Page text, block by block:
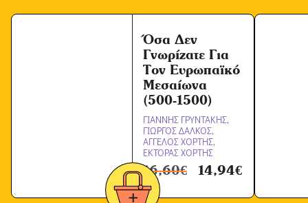
Όσα Δεν
Γνωρίζατε Για
Τον Ευρωπαϊκό
Μεσαίωνα
(500-1500)
ΓΙΑΝΝΗΣ ΓΡΥΝΤΑΚΗΣ,
ΓΙΩΡΓΟΣ ΔΑΛΚΟΣ,
ΑΓΓΕΛΟΣ ΧΟΡΤΗΣ,
ΕΚΤΟΡΑΣ ΧΟΡΤΗΣ
16,60€ 14,94€